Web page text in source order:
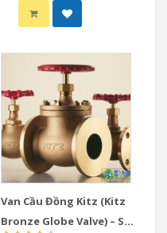
Van Cầu Đồng Kitz (Kitz
Bronze Globe Valve) – Sự